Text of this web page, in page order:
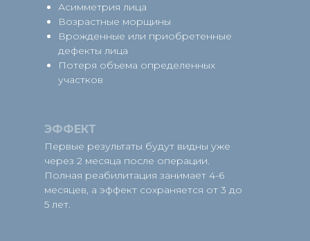
ЭФФЕКТ
Первые результаты будут видны уже
через 2 месяца после операции.
Полная реабилитация занимает 4-6
месяцев, а эффект сохраняется от 3 до
5 лет.
Асимметрия лица
Возрастные морщины
Врожденные или приобретенные
дефекты лица
Потеря объема определенных
участков